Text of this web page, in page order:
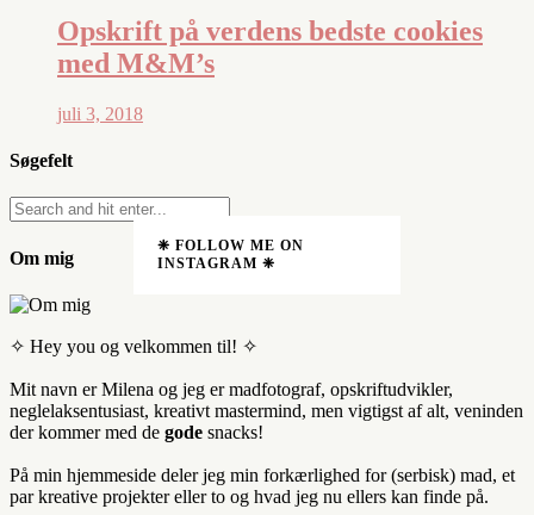
Opskrift på verdens bedste cookies
med M&M’s
juli 3, 2018
Søgefelt
Om mig
✧ Hey you og velkommen til! ✧
Mit navn er Milena og jeg er madfotograf, opskriftudvikler,
neglelaksentusiast, kreativt mastermind, men vigtigst af alt, veninden
der kommer med de gode snacks!
På min hjemmeside deler jeg min forkærlighed for (serbisk) mad, et
par kreative projekter eller to og hvad jeg nu ellers kan finde på.
❈ FOLLOW ME ON
INSTAGRAM ❈